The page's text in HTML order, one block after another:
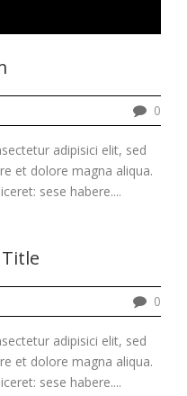
0
adipisici elit, sed
et dolore magna aliqua.
sese habere....
0
adipisici elit, sed
et dolore magna aliqua.
sese habere....